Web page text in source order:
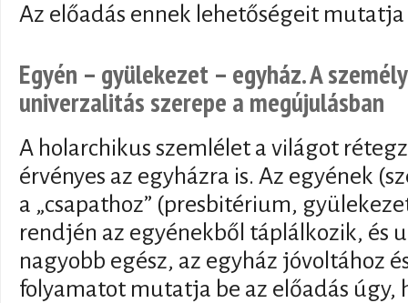
Az előadás ennek lehetőségeit mutatja
Egyén – gyülekezet – egyház. A
univerzalitás szerepe a megújulásban
A holarchikus szemlélet a világot
érvényes az egyházra is. Az egyének
a „csapathoz” (presbitérium,
rendjén az egyénekből táplálkozik, és
nagyobb egész, az egyház jóvoltához
folyamatot mutatja be az előadás úgy,